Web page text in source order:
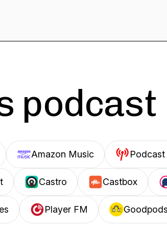
podcast
Amazon Music
Castro Castbox
Player FM Goodpods